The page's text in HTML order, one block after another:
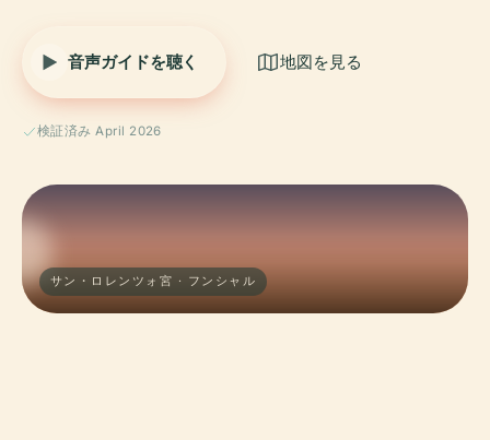
音声ガイドを聴く 地図を見る
検証済み April 2026
サン・ロレンツォ宮 · フンシャル